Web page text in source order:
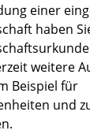
einer
haben
weitere
Beispiel für
und
.